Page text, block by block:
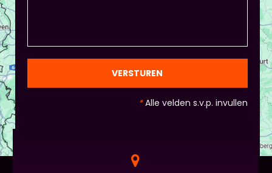
en die van Piet en vervolgens de deelnemers:
gezien de eindpresentaties van 5 minuten de
officiële/vaste werkvorm zijn. Voor beginners is het
nog met spiekbriefje). - Vergeet het
evaluatieformulier niet :)
VERSTUREN
*Alle velden s.v.p. invullen